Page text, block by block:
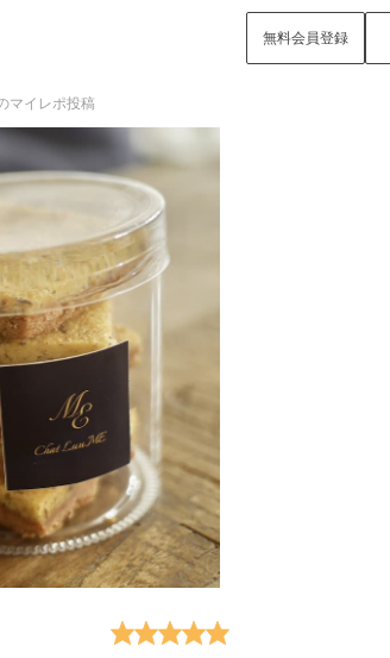
無料会員登録
マイレポ投稿